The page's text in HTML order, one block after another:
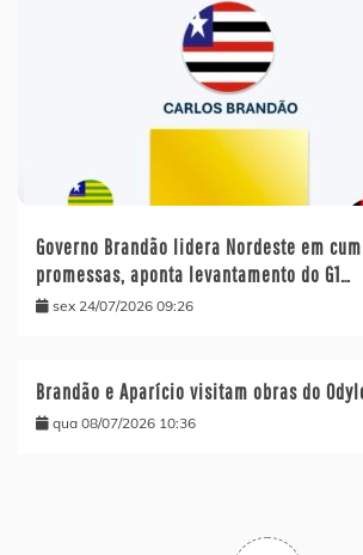
Governo Brandão lidera Nordeste em
promessas, aponta levantamento do G1…
sex 24/07/2026 09:26
Brandão e Aparício visitam obras do
qua 08/07/2026 10:36